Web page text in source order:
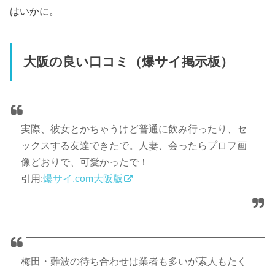
はいかに。
大阪の良い口コミ（爆サイ掲示板）
実際、彼女とかちゃうけど普通に飲み行ったり、セ
ックスする友達できたで。人妻、会ったらプロフ画
像どおりで、可愛かったで！
引用:爆サイ.com大阪版
梅田・難波の待ち合わせは業者も多いが素人もたく